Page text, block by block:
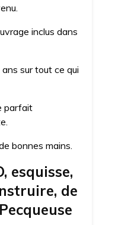
inclus dans
sur tout ce qui
parfait
bonnes mains.
esquisse,
de